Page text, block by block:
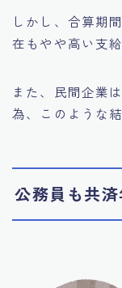
しかし、合算期
在もやや高い支
また、民間企業
為、このような
公務員も共